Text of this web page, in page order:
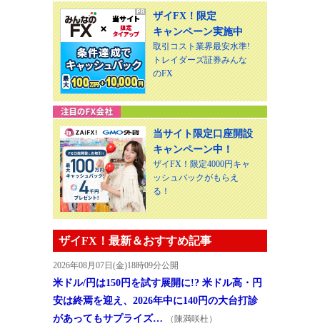
ザイFX！限定
キャンペーン実施中
取引コスト業界最安水準!
トレイダーズ証券みんな
のFX
当サイト限定口座開設
キャンペーン中！
ザイFX！限定4000円キャ
ッシュバックがもらえ
る！
ザイFX！最新＆おすすめ記事
2026年08月07日(金)18時09分公開
米ドル/円は150円を試す展開に!? 米ドル高・円
安は終焉を迎え、2026年中に140円の大台打診
があってもサプライズ…
（陳満咲杜）